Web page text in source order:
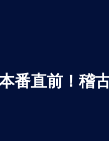
番直前！稽